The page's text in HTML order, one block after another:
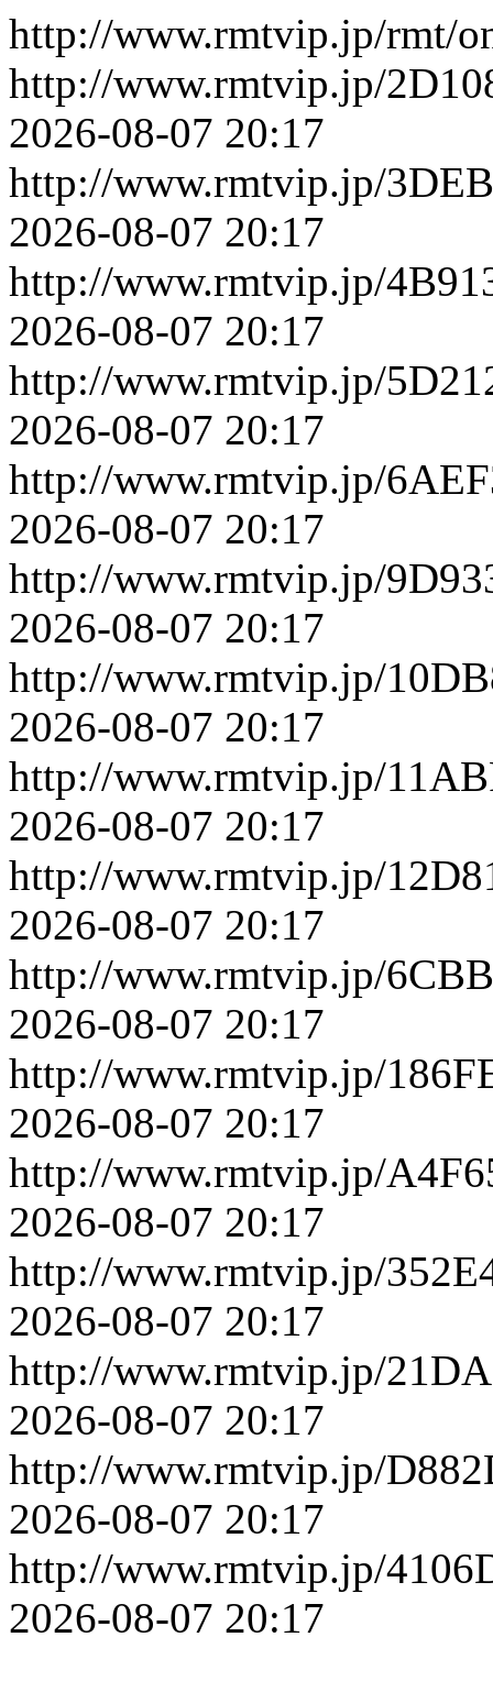
http://www.rmtvip.jp/rmt/
http://www.rmtvip.jp/
2026-08-07 20:17
http://www.rmtvip.jp/
2026-08-07 20:17
http://www.rmtvip.jp/
2026-08-07 20:17
http://www.rmtvip.jp/
2026-08-07 20:17
http://www.rmtvip.jp/
2026-08-07 20:17
http://www.rmtvip.jp/
2026-08-07 20:17
http://www.rmtvip.jp/
2026-08-07 20:17
http://www.rmtvip.jp/
2026-08-07 20:17
http://www.rmtvip.jp/
2026-08-07 20:17
http://www.rmtvip.jp/
2026-08-07 20:17
http://www.rmtvip.jp/
2026-08-07 20:17
http://www.rmtvip.jp/
2026-08-07 20:17
http://www.rmtvip.jp/
2026-08-07 20:17
http://www.rmtvip.jp/
2026-08-07 20:17
http://www.rmtvip.jp/
2026-08-07 20:17
http://www.rmtvip.jp/
2026-08-07 20:17